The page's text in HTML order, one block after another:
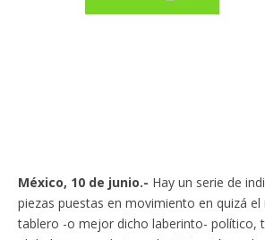
México, 10 de junio.- Hay un serie de
piezas puestas en movimiento en quizá
tablero -o mejor dicho laberinto- político,